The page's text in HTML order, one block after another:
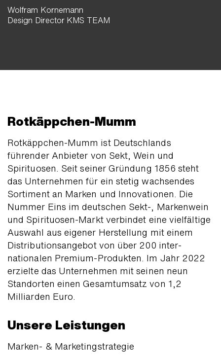
Wolfram Kornemann
Design Director KMS TEAM
Rotkäppchen-Mumm
Rotkäppchen-Mumm ist Deutschlands
führender Anbieter von Sekt, Wein und
Spirituosen. Seit seiner Gründung 1856 steht
das Unter­nehmen für ein stetig wachsendes
Sortiment an Marken und Inno­vationen. Die
Nummer Eins im deutschen Sekt-, Markenwein
und Spirituosen-Markt verbindet eine vielfältige
Auswahl aus eigener Her­stellung mit einem
Distributions­angebot von über 200 inter­
nationalen Premium-Produkten. Im Jahr 2022
erzielte das Unter­nehmen mit seinen neun
Standorten einen Gesamt­umsatz von 1,2
Milliarden Euro.
Unsere Leistungen
Marken- & Marketingstrategie